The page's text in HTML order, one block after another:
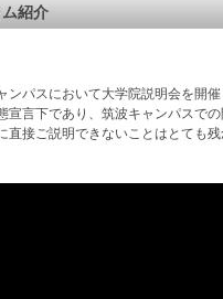
紹介
ンパスにおいて大学院説明会を開
宣言下であり、筑波キャンパスで
直接ご説明できないことはとても